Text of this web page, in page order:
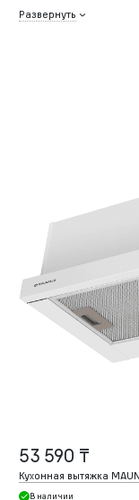
Развернуть
53 590 ₸
Кухонная вытяжка
В наличии